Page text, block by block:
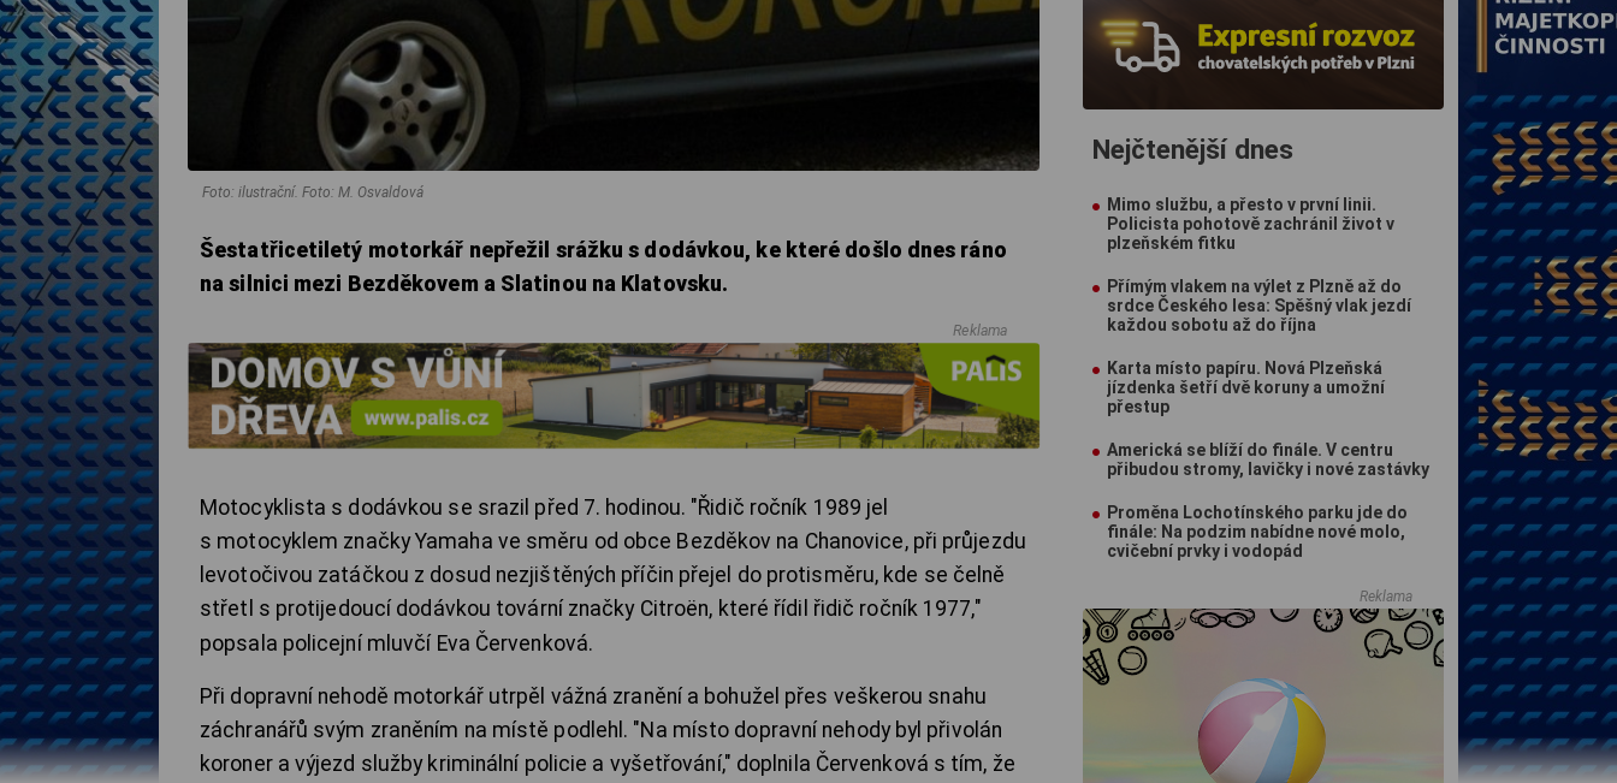
Foto: ilustrační. Foto: M. Osvaldová
Šestatřicetiletý motorkář nepřežil srážku s dodávkou, ke které došlo dnes ráno
na silnici mezi Bezděkovem a Slatinou na Klatovsku.
Reklama
Motocyklista s dodávkou se srazil před 7. hodinou. "Řidič ročník 1989 jel
s motocyklem značky Yamaha ve směru od obce Bezděkov na Chanovice, při průjezdu
levotočivou zatáčkou z dosud nezjištěných příčin přejel do protisměru, kde se čelně
střetl s protijedoucí dodávkou tovární značky Citroën, které řídil řidič ročník 1977,"
popsala policejní mluvčí Eva Červenková.
Při dopravní nehodě motorkář utrpěl vážná zranění a bohužel přes veškerou snahu
záchranářů svým zraněním na místě podlehl. "Na místo dopravní nehody byl přivolán
koroner a výjezd služby kriminální policie a vyšetřování," doplnila Červenková s tím, že
Nejčtenější dnes
Mimo službu, a přesto v první linii.
Policista pohotově zachránil život v
plzeňském fitku
Přímým vlakem na výlet z Plzně až do
srdce Českého lesa: Spěšný vlak jezdí
každou sobotu až do října
Karta místo papíru. Nová Plzeňská
jízdenka šetří dvě koruny a umožní
přestup
Americká se blíží do finále. V centru
přibudou stromy, lavičky i nové zastávky
Proměna Lochotínského parku jde do
finále: Na podzim nabídne nové molo,
cvičební prvky i vodopád
Reklama